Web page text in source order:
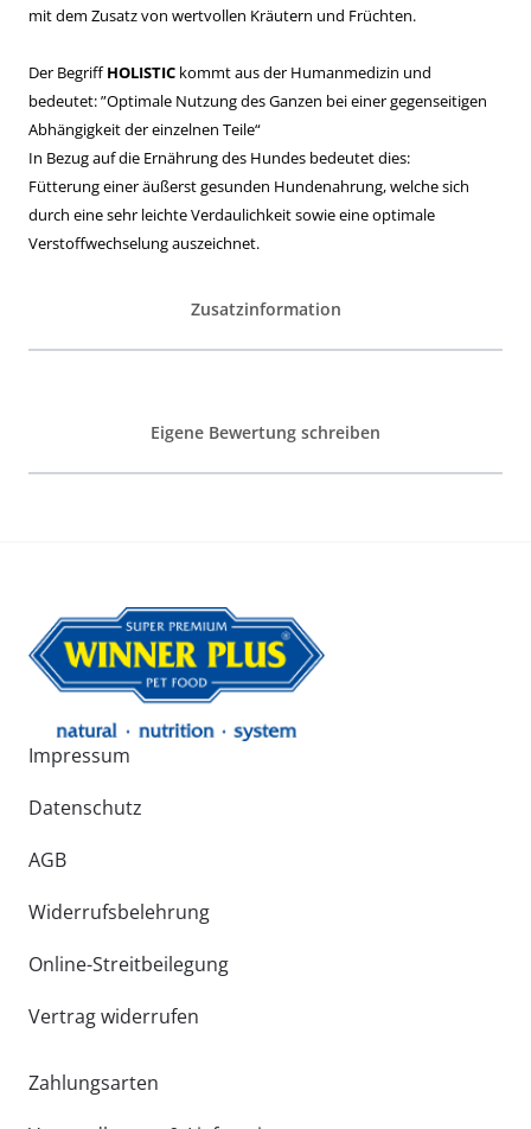
mit dem Zusatz von wertvollen Kräutern und Früchten.
Der BegriffHOLISTIC kommt aus der Humanmedizin und
bedeutet: ”Optimale Nutzung des Ganzen bei einer gegenseitigen
Abhängigkeit der einzelnen Teile“
In Bezug auf die Ernährung des Hundes bedeutet dies:
Fütterung einer äußerst gesunden Hundenahrung, welche sich
durch eine sehr leichte Verdaulichkeit sowie eine optimale
Verstoffwechselung auszeichnet.
Zusatzinformation
Eigene Bewertung schreiben
Impressum
Datenschutz
AGB
Widerrufsbelehrung
Online-Streitbeilegung
Vertrag widerrufen
Zahlungsarten